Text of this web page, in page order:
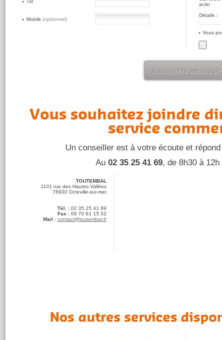
Tél
Mobile (optionnel)
Vous
Envoyer le message
Un conseiller est à votre écoute et
Au 02 35 25 41 69, de 8h30 à
TOUTEMBAL
1101 rue des Hautes Vallées
76930 Octeville-sur-mer
Tél. : 02 35 25 41 69
Fax : 09 70 61 15 52
Mail : contact@toutembal.fr